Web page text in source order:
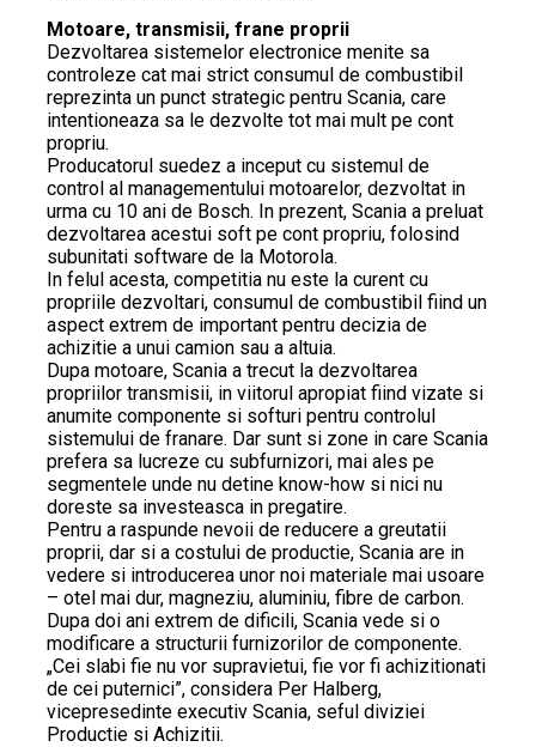
Motoare, transmisii, frane proprii
Dezvoltarea sistemelor electronice menite sa
controleze cat mai strict consumul de combustibil
reprezinta un punct strategic pentru Scania, care
intentioneaza sa le dezvolte tot mai mult pe cont
propriu.
Producatorul suedez a inceput cu sistemul de
control al managementului motoarelor, dezvoltat in
urma cu 10 ani de Bosch. In prezent, Scania a preluat
dezvoltarea acestui soft pe cont propriu, folosind
subunitati software de la Motorola.
In felul acesta, competitia nu este la curent cu
propriile dezvoltari, consumul de combustibil fiind un
aspect extrem de important pentru decizia de
achizitie a unui camion sau a altuia.
Dupa motoare, Scania a trecut la dezvoltarea
propriilor transmisii, in viitorul apropiat fiind vizate si
anumite componente si softuri pentru controlul
sistemului de franare. Dar sunt si zone in care Scania
prefera sa lucreze cu subfurnizori, mai ales pe
segmentele unde nu detine know-how si nici nu
doreste sa investeasca in pregatire.
Pentru a raspunde nevoii de reducere a greutatii
proprii, dar si a costului de productie, Scania are in
vedere si introducerea unor noi materiale mai usoare
– otel mai dur, magneziu, aluminiu, fibre de carbon.
Dupa doi ani extrem de dificili, Scania vede si o
modificare a structurii furnizorilor de componente.
„Cei slabi fie nu vor supravietui, fie vor fi achizitionati
de cei puternici”, considera Per Halberg,
vicepresedinte executiv Scania, seful diviziei
Productie si Achizitii.